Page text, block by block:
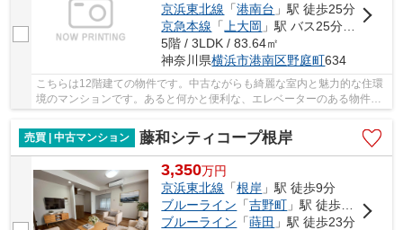
京浜東北線 「港南台 」駅 徒歩25分
京急本線 「 上大岡 」駅 バス25分 「野庭中央公園」 停歩3分
5階 / 3LDK / 83.64㎡
神奈川県横浜市港南区野庭町634
こちらは12階建ての物件です。中古ながらも綺麗な室内と魅力的な住環
境のマンションです。あると何かと便利な、エレベーターのある物件と
なっています。不動産のことで確認したいこと...
売買 | 中古マンション
藤和シティコープ根岸
3,350万円
京浜東北線 「根岸 」駅 徒歩9分
ブルーライン 「吉野町 」駅 徒歩29分
ブルーライン 「蒔田 」駅 徒歩23分